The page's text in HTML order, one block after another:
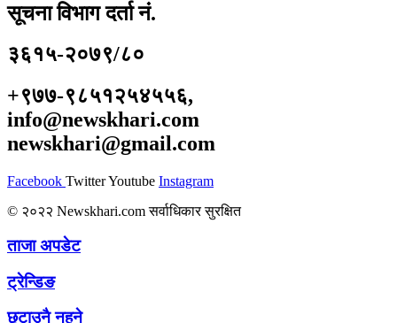
सूचना विभाग दर्ता नं.
३६१५-२०७९/८०
+९७७-९८५१२५४५५६,
info@newskhari.com
newskhari@gmail.com
Facebook TwitterYoutube Instagram
© २०२२ Newskhari.com सर्वाधिकार सुरक्षित
ताजा अपडेट
ट्रेन्डिङ
छुटाउनै नहुने